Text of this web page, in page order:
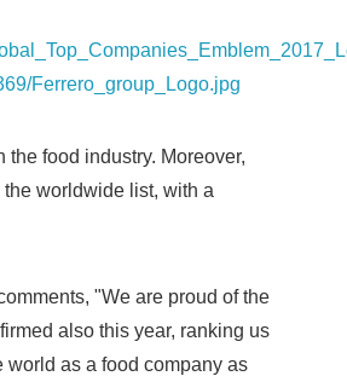
Ferrero_group_Logo.jpg
food industry. Moreover,
worldwide list, with a
"We are proud of the
also this year, ranking us
world as a food company as